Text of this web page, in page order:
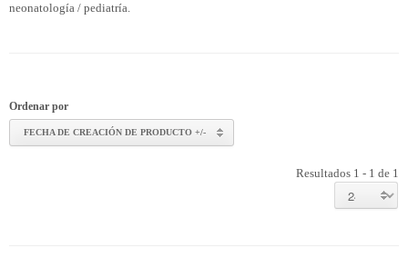
neonatología / pediatría.
Ordenar por
FECHA DE CREACIÓN DE PRODUCTO +/-
Resultados 1 - 1 de 1